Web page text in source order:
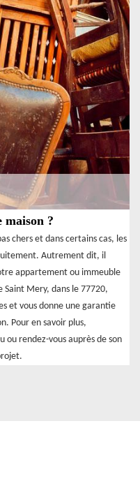
maison ?
chers et dans certains cas, les
Autrement dit, il
appartement ou immeuble
Saint Mery, dans le 77720,
et vous donne une garantie
Pour en savoir plus,
ou rendez-vous auprès de son